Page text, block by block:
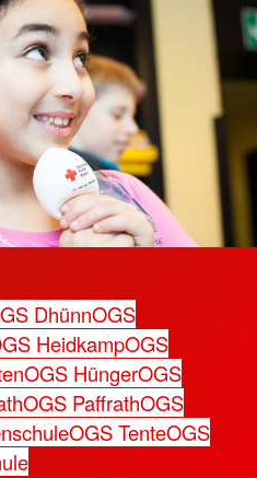
DhünnOGS
HeidkampOGS
OGS HüngerOGS
OGS PaffrathOGS
OGS TenteOGS